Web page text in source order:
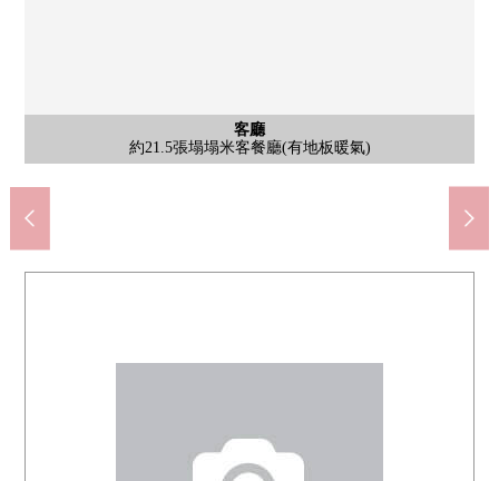
客廳
約21.5張塌塌米客餐廳(有地板暖氣)
外觀
外觀
風景
能從南側陽台看札幌電視塔。
客廳
約21.5張塌塌米客餐廳(有地板暖氣)
客廳
約21.5張塌塌米客餐廳(有地板暖氣)
客廳
約21.5張塌塌米客餐廳(有地板暖氣)
客廳
約21.5張塌塌米客餐廳(有地板暖氣)
客廳
約21.5張塌塌米客餐廳
廚房
約3.2張塌塌米廚房
廚房
有凈水器、垃圾處理器
廚房
洗碗機
廚房
電磁爐
其他
fankombekuta(客餐廳部分)
風景
能從西側服務陽台看JR塔。
公共汽車
整體衛浴(有浴室換氣乾燥暖氣時機)
洗臉
洗臉室
洗臉
盥洗台(附帶本框的三面鏡收納有)
廁所
無水箱馬桶
室內
約5.5張塌塌米西式房間
室內
約4.7張塌塌米西式房間
室內
約7.0張塌塌米西式房間
門口
走入式鞋櫃有
陽台
南側陽台
陽台
南側陽台
風景
南側陽台
風景
南側陽台
風景
南側陽台
共有部分
宅配保管櫃
入口
大門
入口
大門
外觀
外觀
地下鐵東豐線、南北線/札幌站16號出口(約490m)
步行7分鐘
JR札幌站東中央大廳出口(約670m)
步行9分鐘
札幌市立北九條小學(約800m)
步行10分鐘
札幌市立北龍中學(約2080m)
步行26分鐘
Mybasket北6條東5丁目商店(約310m)
步行4分鐘
新生公園(約860m)
步行11分鐘
8條札幌藥妝店北店(約510m)
步行7分鐘
7-Eleven札幌北5條東2丁目商店(約170m)
步行3分鐘
札幌中央郵局(約230m)
步行3分鐘